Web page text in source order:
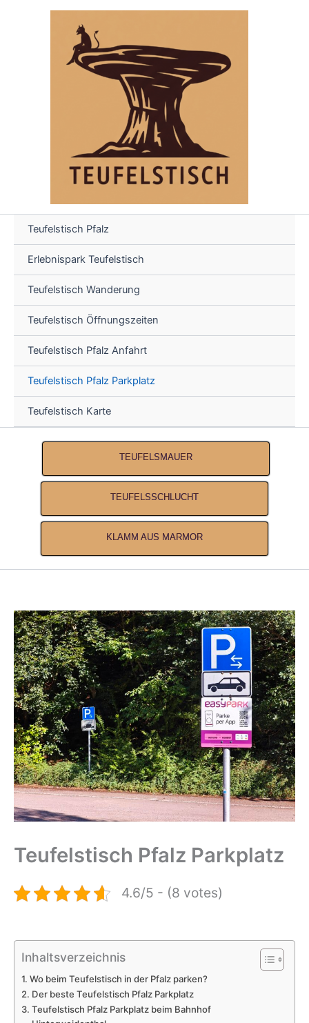
Teufelstisch Pfalz
Erlebnispark Teufelstisch
Teufelstisch Wanderung
Teufelstisch Öffnungszeiten
Teufelstisch Pfalz Anfahrt
Teufelstisch Pfalz Parkplatz
Teufelstisch Karte
TEUFELSMAUER
TEUFELSSCHLUCHT
KLAMM AUS MARMOR
Teufelstisch Pfalz Parkplatz
4.6/5 - (8 votes)
Inhaltsverzeichnis
Wo beim Teufelstisch in der Pfalz parken?
Der beste Teufelstisch Pfalz Parkplatz
Teufelstisch Pfalz Parkplatz beim Bahnhof